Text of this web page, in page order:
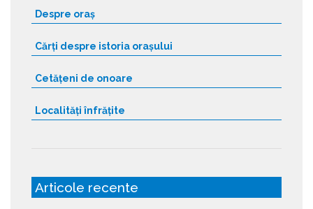
Despre oraș
Cărți despre istoria orașului
Cetățeni de onoare
Localități înfrățite
Articole recente